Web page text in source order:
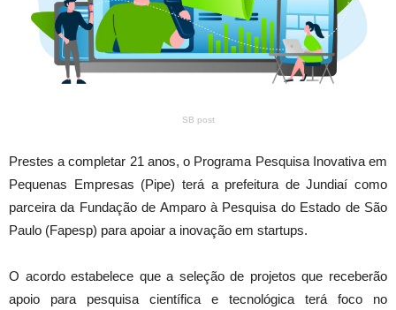
SB post
Prestes a completar 21 anos, o Programa Pesquisa Inovativa em
Pequenas Empresas (Pipe) terá a prefeitura de Jundiaí como
parceira da Fundação de Amparo à Pesquisa do Estado de São
Paulo (Fapesp) para apoiar a inovação em startups.
O acordo estabelece que a seleção de projetos que receberão
apoio para pesquisa científica e tecnológica terá foco no